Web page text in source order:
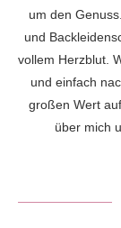
um den
und
vollem Herzblut.
und einfach
großen Wert
über mich